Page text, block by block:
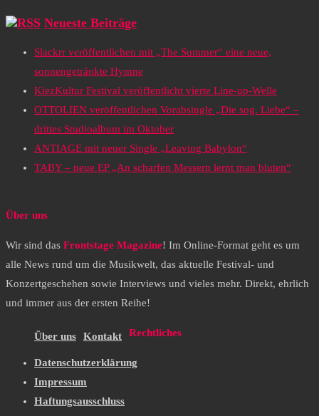
Neueste Beiträge
Slackrr veröffentlichen mit „The Summer“ eine neue,
sonnengetränkte Hymne
KiezKultur Festival veröffentlicht vierte Line-up-Welle
OTTOLIEN veröffentlichen Vorabsingle „Die sog. Liebe“ –
drittes Studioalbum im Oktober
ANTIAGE mit neuer Single „Leaving Babylon“
TABY – neue EP „An scharfen Messern lernt man bluten“
Über uns
Wir sind das Frontstage Magazine! Im Online-Format geht es um
alle News rund um die Musikwelt, das aktuelle Festival- und
Konzertgeschehen sowie Interviews und vieles mehr. Direkt, ehrlich
und immer aus der ersten Reihe!
Über uns Kontakt Rechtliches
Datenschutzerklärung
Impressum
Haftungsausschluss